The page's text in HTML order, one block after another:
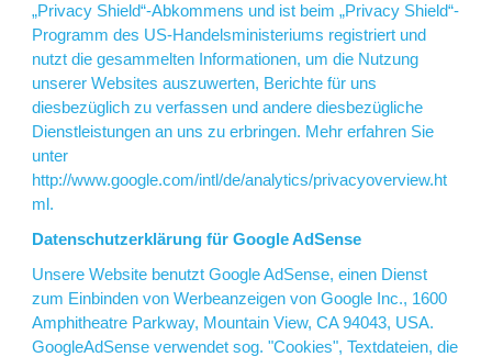
„Privacy Shield“-Abkommens und ist beim „Privacy Shield“-
Programm des US-Handelsministeriums registriert und
nutzt die gesammelten Informationen, um die Nutzung
unserer Websites auszuwerten, Berichte für uns
diesbezüglich zu verfassen und andere diesbezügliche
Dienstleistungen an uns zu erbringen. Mehr erfahren Sie
unter
http://www.google.com/intl/de/analytics/privacyoverview.ht
ml.
Datenschutzerklärung für Google AdSense
Unsere Website benutzt Google AdSense, einen Dienst
zum Einbinden von Werbeanzeigen von Google Inc., 1600
Amphitheatre Parkway, Mountain View, CA 94043, USA.
GoogleAdSense verwendet sog. "Cookies", Textdateien, die